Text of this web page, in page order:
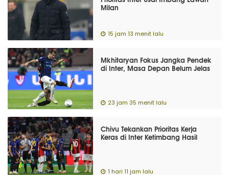
Milan
15 jam 13 menit lalu
Mkhitaryan Fokus Jangka Pendek
di Inter, Masa Depan Belum Jelas
23 jam 35 menit lalu
Chivu Tekankan Prioritas Kerja
Keras di Inter Ketimbang Hasil
1 hari 11 jam lalu